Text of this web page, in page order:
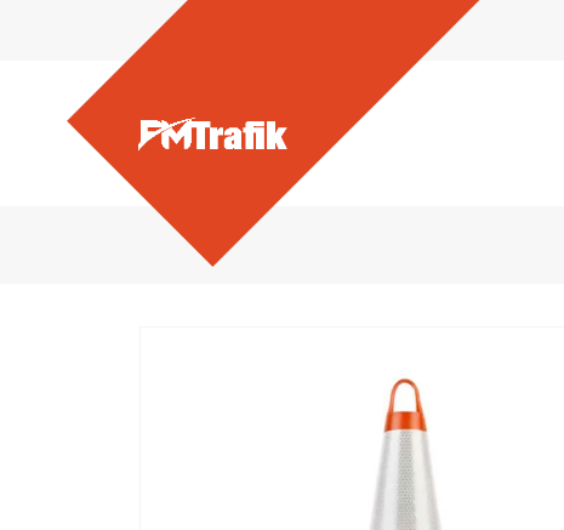
Ürünlerimiz - 50’lik